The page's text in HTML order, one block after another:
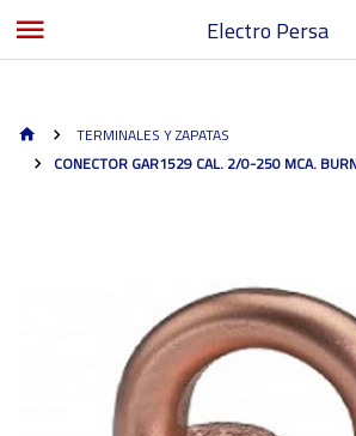
Electro Persa
TERMINALES Y ZAPATAS
CONECTOR GAR1529 CAL. 2/0-250 MCA.